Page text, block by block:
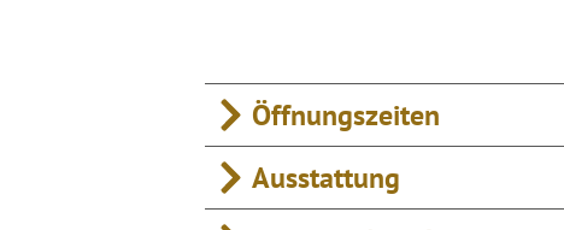
Öffnungszeiten
Ausstattung